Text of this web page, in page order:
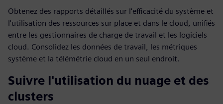
Obtenez des rapports détaillés sur l'efficacité du système et
l'utilisation des ressources sur place et dans le cloud, unifiés
entre les gestionnaires de charge de travail et les logiciels
cloud. Consolidez les données de travail, les métriques
système et la télémétrie cloud en un seul endroit.
Suivre l'utilisation du nuage et des
clusters